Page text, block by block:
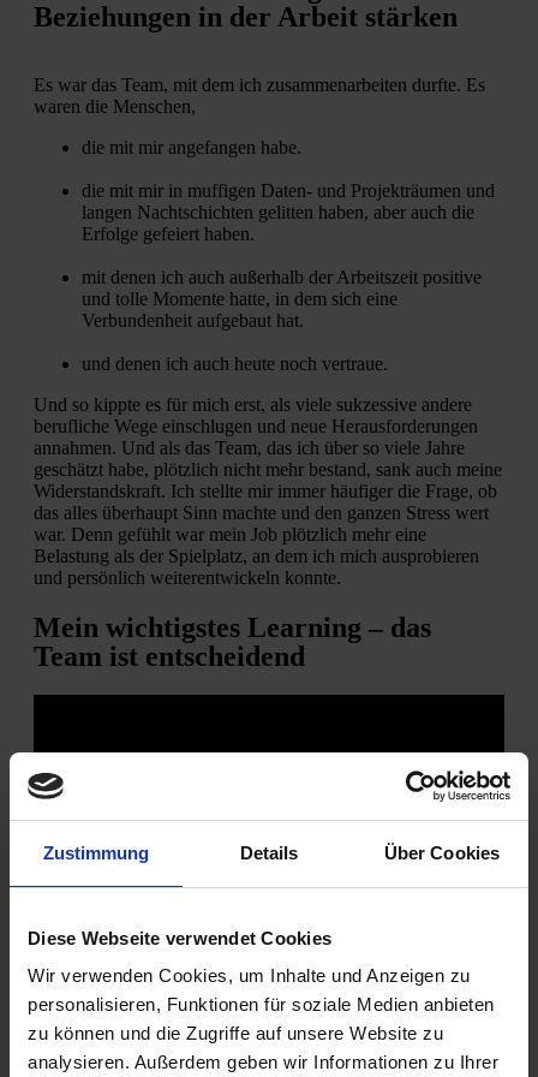
Zustimmung Details Über Cookies
Diese Webseite verwendet Cookies
Wir verwenden Cookies, um Inhalte und Anzeigen zu
personalisieren, Funktionen für soziale Medien anbieten
zu können und die Zugriffe auf unsere Website zu
analysieren. Außerdem geben wir Informationen zu Ihrer
Beziehungen in der Arbeit stärken
Es war das Team, mit dem ich zusammenarbeiten durfte. Es
waren die Menschen,
die mit mir angefangen habe.
die mit mir in muffigen Daten- und Projekträumen und
langen Nachtschichten gelitten haben, aber auch die
Erfolge gefeiert haben.
mit denen ich auch außerhalb der Arbeitszeit positive
und tolle Momente hatte, in dem sich eine
Verbundenheit aufgebaut hat.
und denen ich auch heute noch vertraue.
Und so kippte es für mich erst, als viele sukzessive andere
berufliche Wege einschlugen und neue Herausforderungen
annahmen. Und als das Team, das ich über so viele Jahre
geschätzt habe, plötzlich nicht mehr bestand, sank auch meine
Widerstandskraft. Ich stellte mir immer häufiger die Frage, ob
das alles überhaupt Sinn machte und den ganzen Stress wert
war. Denn gefühlt war mein Job plötzlich mehr eine
Belastung als der Spielplatz, an dem ich mich ausprobieren
und persönlich weiterentwickeln konnte.
Mein wichtigstes Learning – das
Team ist entscheidend